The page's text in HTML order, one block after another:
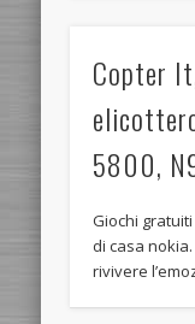
Copter
5800,
Giochi
di casa
rivivere